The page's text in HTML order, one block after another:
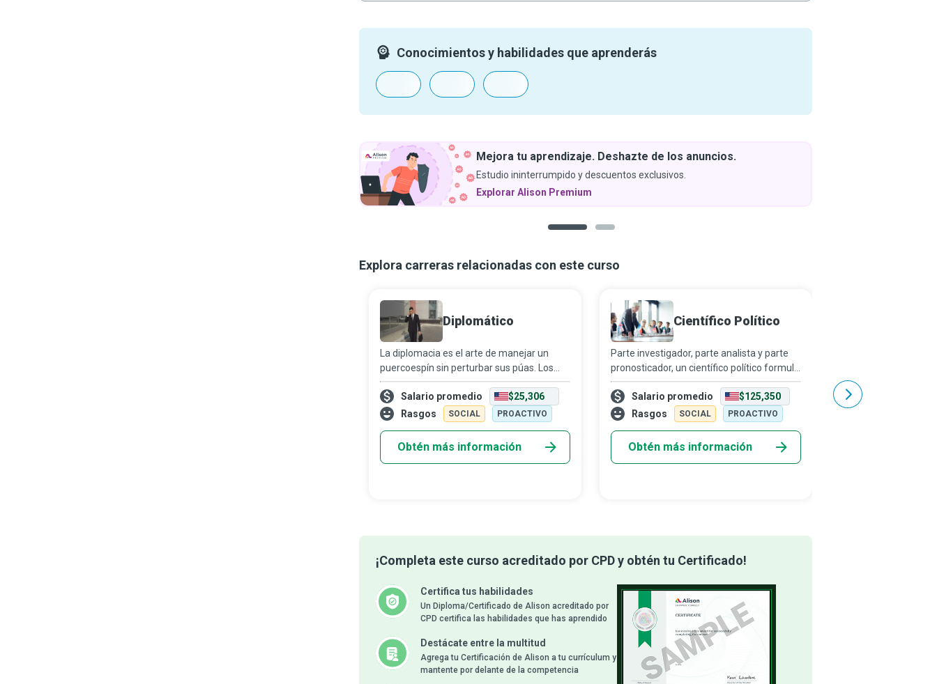
Conocimientos y habilidades que aprenderás
Mejora tu aprendizaje. Deshazte de los anuncios.
Estudio ininterrumpido y descuentos exclusivos.
Explorar Alison Premium
Explora carreras relacionadas con este curso
Diplomático
La diplomacia es el arte de manejar un
puercoespín sin perturbar sus púas. Los
diplomáticos crean, preservan y reparan
las relaciones entre su Estado-nación y
otros países. Se involucran en diálogos c
Salario promedio
$25,306
Rasgos
SOCIAL PROACTIVO
Obtén más información
Científico Político
Parte investigador, parte analista y parte
pronosticador, un científico político formula
preguntas objetivas y busca la verdad sin
adornos sobre las conductas de los líderes
mundiales. Estudia todos l
Salario promedio
$125,350
Rasgos
SOCIAL PROACTIVO
Obtén más información
nacional, los
responsabilidad de
con integridad los
Salario promedio
¡Completa este curso acreditado por CPD y obtén tu Certificado!
Certifica tus habilidades
Un Diploma/Certificado de Alison acreditado por
CPD certifica las habilidades que has aprendido
Destácate entre la multitud
Agrega tu Certificación de Alison a tu currículum y
mantente por delante de la competencia